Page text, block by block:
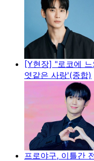
[Y현장] "로코에
엿같은 사랑'(종합)
프로야구, 이틀간